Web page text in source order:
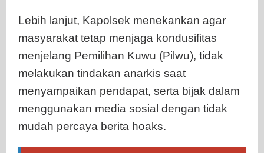
Lebih lanjut, Kapolsek menekankan agar
masyarakat tetap menjaga kondusifitas
menjelang Pemilihan Kuwu (Pilwu), tidak
melakukan tindakan anarkis saat
menyampaikan pendapat, serta bijak dalam
menggunakan media sosial dengan tidak
mudah percaya berita hoaks.